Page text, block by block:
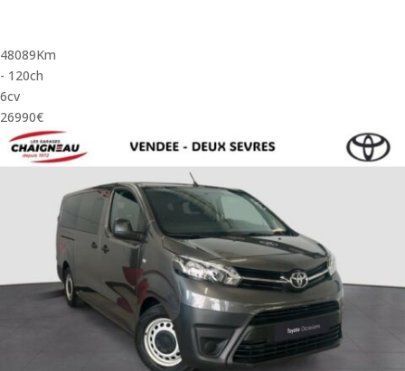
48089Km
- 120ch
6cv
26990€